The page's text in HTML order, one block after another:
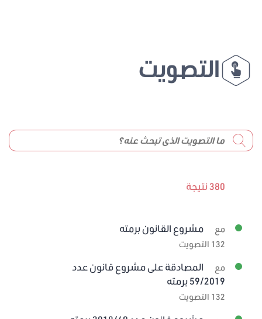
التصويت
380 نتيجة
مع مشروع القانون برمته
132 التصويت
مع
المصادقة على مشروع قانون عدد
59/2019 برمته
132 التصويت